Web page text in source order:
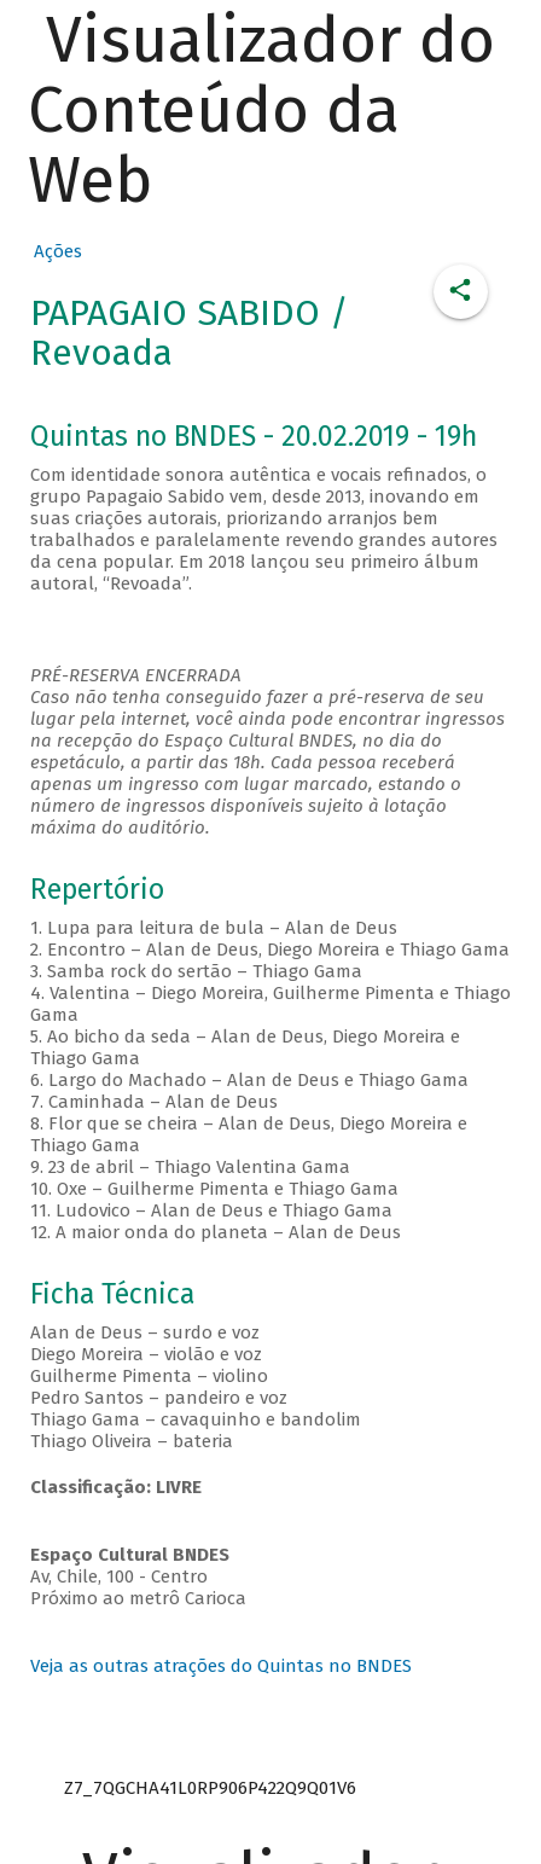
Visualizador do
Conteúdo da
Web
Ações
PAPAGAIO SABIDO /
Revoada
Quintas no BNDES - 20.02.2019 - 19h
Com identidade sonora autêntica e vocais refinados, o
grupo Papagaio Sabido vem, desde 2013, inovando em
suas criações autorais, priorizando arranjos bem
trabalhados e paralelamente revendo grandes autores
da cena popular. Em 2018 lançou seu primeiro álbum
autoral, “Revoada”.
PRÉ-RESERVA ENCERRADA
Caso não tenha conseguido fazer a pré-reserva de seu
lugar pela internet, você ainda pode encontrar ingressos
na recepção do Espaço Cultural BNDES, no dia do
espetáculo, a partir das 18h. Cada pessoa receberá
apenas um ingresso com lugar marcado, estando o
número de ingressos disponíveis sujeito à lotação
máxima do auditório.
Repertório
1. Lupa para leitura de bula – Alan de Deus
2. Encontro – Alan de Deus, Diego Moreira e Thiago Gama
3. Samba rock do sertão – Thiago Gama
4. Valentina – Diego Moreira, Guilherme Pimenta e Thiago
Gama
5. Ao bicho da seda – Alan de Deus, Diego Moreira e
Thiago Gama
6. Largo do Machado – Alan de Deus e Thiago Gama
7. Caminhada – Alan de Deus
8. Flor que se cheira – Alan de Deus, Diego Moreira e
Thiago Gama
9. 23 de abril – Thiago Valentina Gama
10. Oxe – Guilherme Pimenta e Thiago Gama
11. Ludovico – Alan de Deus e Thiago Gama
12. A maior onda do planeta – Alan de Deus
Ficha Técnica
Alan de Deus – surdo e voz
Diego Moreira – violão e voz
Guilherme Pimenta – violino
Pedro Santos – pandeiro e voz
Thiago Gama – cavaquinho e bandolim
Thiago Oliveira – bateria
Classificação: LIVRE
Espaço Cultural BNDES
Av, Chile, 100 - Centro
Próximo ao metrô Carioca
Veja as outras atrações do Quintas no BNDES
Z7_7QGCHA41L0RP906P422Q9Q01V6